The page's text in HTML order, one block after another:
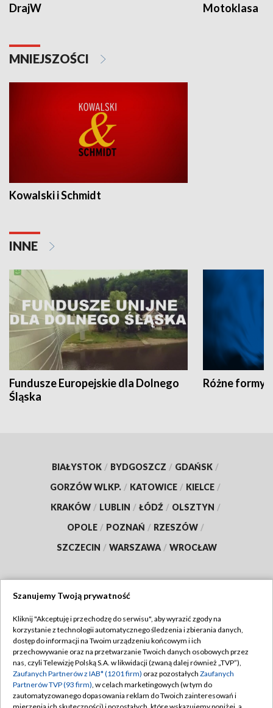
DrajW Motoklasa
MNIEJSZOŚCI
Kowalski i Schmidt
INNE
Fundusze Europejskie dla Dolnego
Śląska
Różne formy
BIAŁYSTOK / BYDGOSZCZ / GDAŃSK /
GORZÓW WLKP. / KATOWICE / KIELCE /
KRAKÓW / LUBLIN / ŁÓDŹ / OLSZTYN /
OPOLE / POZNAŃ / RZESZÓW /
SZCZECIN / WARSZAWA / WROCŁAW
TVP
Abonament TVP
Emisja w TVP
Centrum informacji TVP
Regulamin TVP
Polityka prywatności
Moje zgody
Szanujemy Twoją prywatność
Kliknij "Akceptuję i przechodzę do serwisu", aby wyrazić zgody na
korzystanie z technologii automatycznego śledzenia i zbierania danych,
dostęp do informacji na Twoim urządzeniu końcowym i ich
przechowywanie oraz na przetwarzanie Twoich danych osobowych przez
nas, czyli Telewizję Polską S.A. w likwidacji (zwaną dalej również „TVP”),
Zaufanych Partnerów z IAB* (1201 firm) oraz pozostałych Zaufanych
Partnerów TVP (93 firm), w celach marketingowych (w tym do
zautomatyzowanego dopasowania reklam do Twoich zainteresowań i